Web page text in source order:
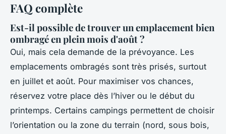
FAQ complète
Est-il possible de trouver un emplacement bien
ombragé en plein mois d'août ?
Oui, mais cela demande de la prévoyance. Les
emplacements ombragés sont très prisés, surtout
en juillet et août. Pour maximiser vos chances,
réservez votre place dès l’hiver ou le début du
printemps. Certains campings permettent de choisir
l’orientation ou la zone du terrain (nord, sous bois,